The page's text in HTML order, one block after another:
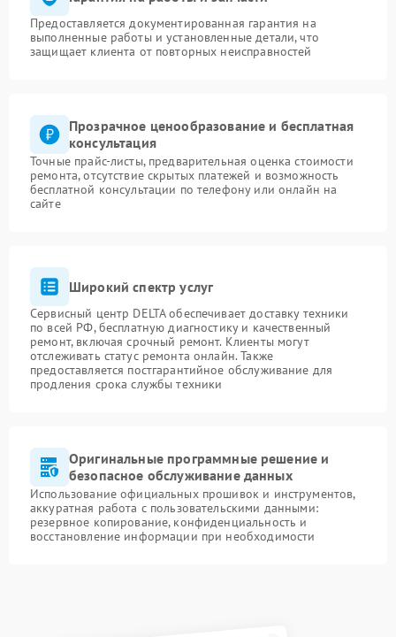
Предоставляется документированная гарантия на
выполненные работы и установленные детали, что
защищает клиента от повторных неисправностей
Прозрачное ценообразование и бесплатная
консультация
Точные прайс-листы, предварительная оценка стоимости
ремонта, отсутствие скрытых платежей и возможность
бесплатной консультации по телефону или онлайн на
сайте
Широкий спектр услуг
Сервисный центр DELTA обеспечивает доставку техники
по всей РФ, бесплатную диагностику и качественный
ремонт, включая срочный ремонт. Клиенты могут
отслеживать статус ремонта онлайн. Также
предоставляется постгарантийное обслуживание для
продления срока службы техники
Оригинальные программные решение и
безопасное обслуживание данных
Использование официальных прошивок и инструментов,
аккуратная работа с пользовательскими данными:
резервное копирование, конфиденциальность и
восстановление информации при необходимости